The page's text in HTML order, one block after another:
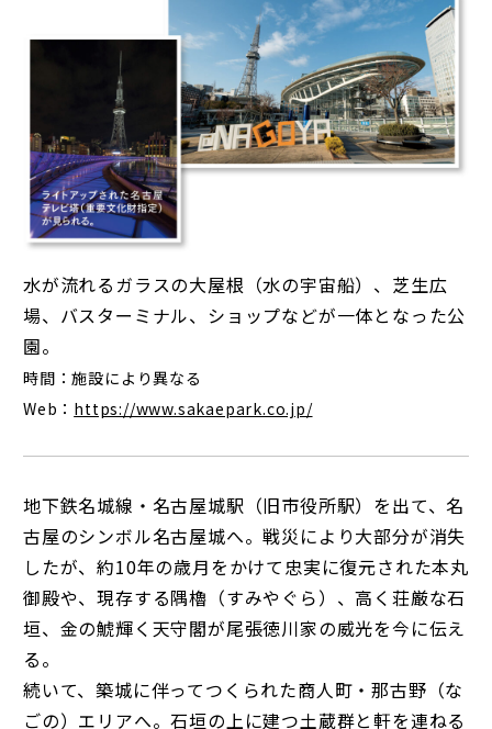
水が流れるガラスの大屋根（水の宇宙船）、芝生広
場、バスターミナル、ショップなどが一体となった公
園。
時間：施設により異なる
Web： https://www.sakaepark.co.jp/
地下鉄名城線・名古屋城駅（旧市役所駅）を出て、名
古屋のシンボル名古屋城へ。戦災により大部分が消失
したが、約10年の歳月をかけて忠実に復元された本丸
御殿や、現存する隅櫓（すみやぐら）、高く荘厳な石
垣、金の鯱輝く天守閣が尾張徳川家の威光を今に伝え
る。
続いて、築城に伴ってつくられた商人町・那古野（な
ごの）エリアへ。石垣の上に建つ土蔵群と軒を連ねる